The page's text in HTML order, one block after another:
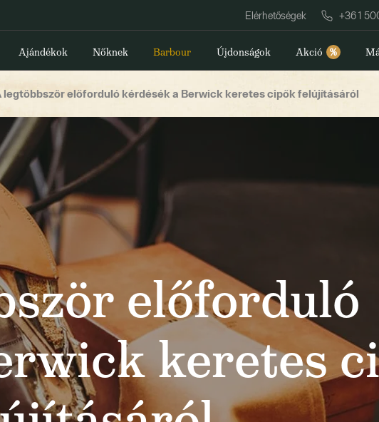
Elérhetőségek +36 1
Ajándékok Nőknek Barbour Újdonságok Akció %
legtöbbször előforduló kérdésék a Berwick keretes cipők felújításáról
előforduló
keretes